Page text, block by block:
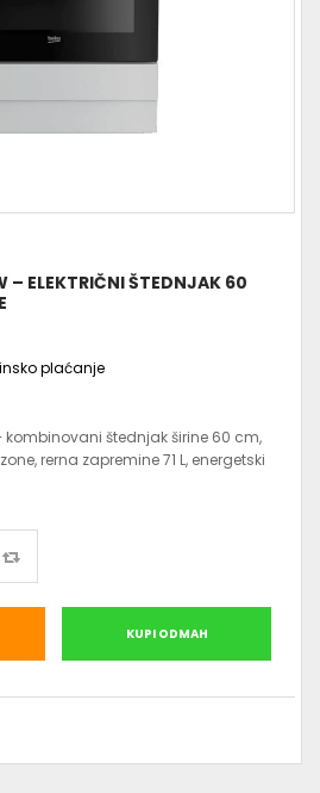
– ELEKTRIČNI ŠTEDNJAK 60
plaćanje
kombinovani štednjak širine 60 cm,
rerna zapremine 71 L, energetski
KUPI ODMAH